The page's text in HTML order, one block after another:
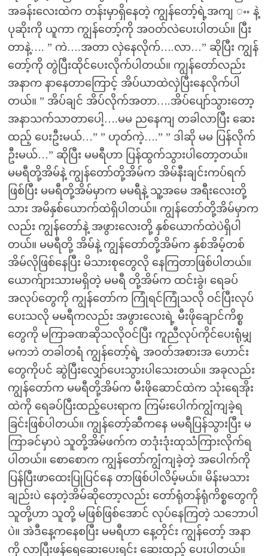
အခန်းလေးထဲက တန်းမှာရှိနေတဲ့ ကျွန်တော့်ရဲ့အကျ ႌ နဲ့
ပုဆိုးကို ယူကာ ကျွန်တော့်ကို အဝတ်လဲပေးပါတယ်။ ပြီး
တာနဲ့…. ” ကဲ….အတာ လှဲနေလိုက်….လာ…” ဆိုပြီး ကျွန်
တော့်ကို တွဲပြီးထိုင်ပေးလိုက်ပါတယ်။ ကျွန်တော်လည်း
အနာက နာနေတာကြောင့် အိပ်ယာထဲလှဲပြီးနေလိုက်ပါ
တယ်။ ” အိပ်ချင် အိပ်လိုက်အတာ….အိပ်ပျော်သွားတော့
အနာသက်သာတာပေါ့….မမ ညနေကျ တခါလာပြီး ဆေး
ထည့် ပေးဦးမယ်…” ” ဟုတ်ကဲ့….” ” ဒါဆို မမ ပြန်လိုက်
ဦးမယ်…” ဆိုပြီး မမရီဟာ ပြန်ထွက်သွားပါတော့တယ်။
မမရီတို့အိမ်နဲ့ ကျွန်တော်တို့အိမ်က အိမ်နီးချင်းကပ်ရက်
ဖြစ်ပြီး မမရီတို့အိမ်မှာက မမရီနဲ့ သူ့အမေ အရီးလေးတို့
သား အမိနှစ်ယောက်ထဲရှိပါတယ်။ ကျွန်တော်တို့အိမ်မှာက
လည်း ကျွန်တော်နဲ့ အဖွားလေးတို့ နှစ်ယောက်ထဲပဲရှိပါ
တယ်။ မမရီတို့ အိမ်နဲ့ ကျွန်တော်တို့အိမ်က နှစ်အိမ့်တစ်
အိမ်လိုဖြစ်နေပြီး မိသားစုတွေလို နေကြတာဖြစ်ပါတယ်။
ယောက်ျားသားမရှိတဲ့ မမရီ တို့အိမ်က ထင်းခွဲ၊ ရေခပ်
အလုပ်တွေကို ကျွန်တော်က ကြုံရင်ကြုံသလို ဝင်ပြီးလုပ်
ပေးသလို မမရီကလည်း အဖွားလေးရဲ့ မီးဖိုချောင်ကိစ္စ
တွေကို မကြာခဏဆိုသလိုဝင်ပြီး ကူညီလုပ်ကိုင်ပေးရုံမျှ
မကဘဲ တခါတရံ ကျွန်တော့်ရဲ့ အဝတ်အစားအ ဟောင်း
တွေကိုပင် ဆွဲပြီးလျှော်ပေးသွားပါသေးတယ်။ အခုလည်း
ကျွန်တော်က မမရီတို့အိမ်က မီးဖိုဆောင်ထဲက သုံးရေအိုး
ထဲကို ရေခပ်ပြီးထည့်ပေးရာက ကြမ်းပေါက်ကျွံကျခဲ့ရ
ခြင်းဖြစ်ပါတယ်။ ကျွန်တော့်ဆီကနေ မမရီပြန်သွားပြီး မ
ကြာခင်မှာပဲ သူတို့အိမ်ဖက်က တဒုံးဒုံးထုသံကြားလိုက်ရ
ပါတယ်။ စောစောက ကျွန်တော်ကျွံကျခဲ့တဲ့ အပေါက်ကို
ပြန်ပြီးဖာထေးပြုပြင်နေ တာဖြစ်ပါလိမ့်မယ်။ မိန်းမသား
ချည်းပဲ နေတဲ့အိမ်ဆိုတော့လည်း တော်ရုံတန်ရုံကိစ္စတွေကို
သူတို့ဟာ သူတို့ မဖြစ်ဖြစ်အောင် လုပ်နေကြတဲ့ သဘောပါ
ပဲ။ အဲဒီနေ့ကနေစပြီး မမရီဟာ နေ့တိုင်း ကျွန်တော့် အနာ
ကို လာပြီးဖန်ရေဆေးပေးရင်း ဆေးထည့် ပေးပါတယ်။